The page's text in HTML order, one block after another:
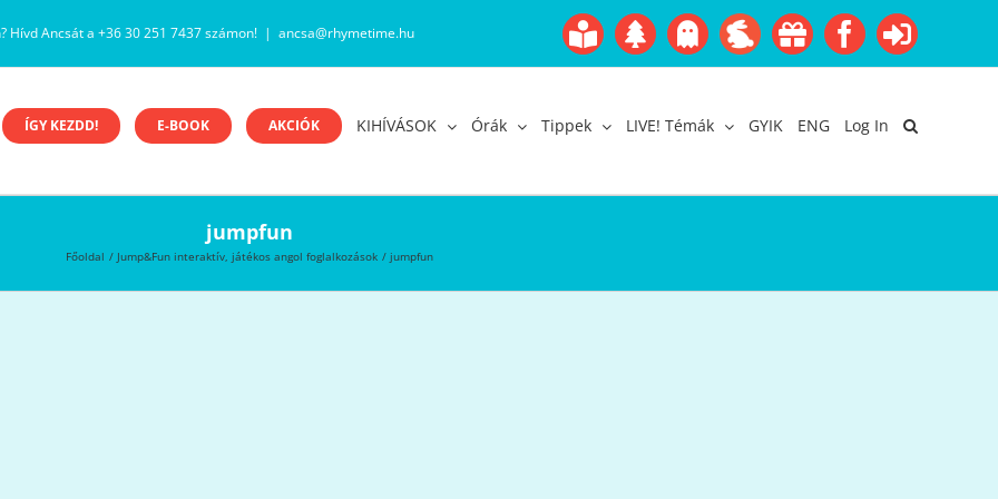
Hívd Ancsát a +36 30 251 7437 számon! | ancsa@rhymetime.hu
Boofairy
Gyerekangol
AdventHalloween
EasterAkcióFacebook
Login
ÍGY KEZDD! E-BOOK AKCIÓK KIHÍVÁSOK Órák Tippek LIVE! Témák GYIK ENG Log In
jumpfun
Főoldal Jump&Fun interaktív, játékos angol foglalkozások jumpfun